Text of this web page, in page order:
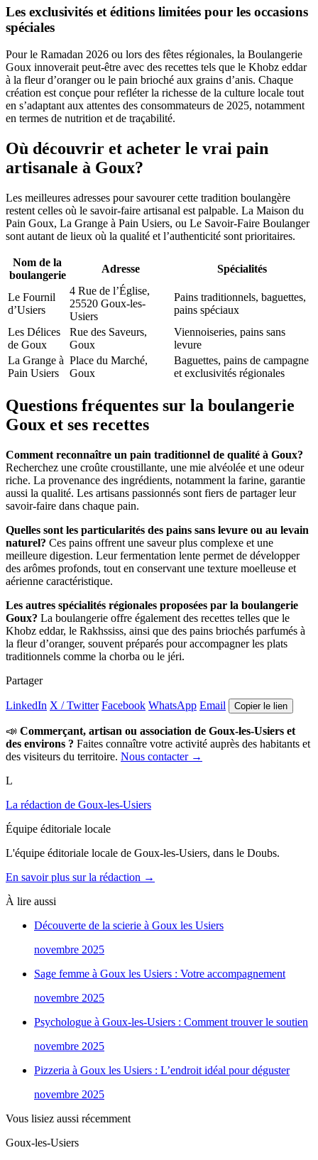
Les exclusivités et éditions limitées pour les occasions
spéciales
Pour le Ramadan 2026 ou lors des fêtes régionales, la Boulangerie
Goux innoverait peut-être avec des recettes tels que le Khobz eddar
à la fleur d’oranger ou le pain brioché aux grains d’anis. Chaque
création est conçue pour refléter la richesse de la culture locale tout
en s’adaptant aux attentes des consommateurs de 2025, notamment
en termes de nutrition et de traçabilité.
Où découvrir et acheter le vrai pain
artisanale à Goux?
Les meilleures adresses pour savourer cette tradition boulangère
restent celles où le savoir-faire artisanal est palpable. La Maison du
Pain Goux, La Grange à Pain Usiers, ou Le Savoir-Faire Boulanger
sont autant de lieux où la qualité et l’authenticité sont prioritaires.
Nom de la
boulangerie
Adresse Spécialités
Le Fournil
d’Usiers
4 Rue de l’Église,
25520 Goux-les-
Usiers
Pains traditionnels, baguettes,
pains spéciaux
Les Délices
de Goux
Rue des Saveurs,
Goux
Viennoiseries, pains sans
levure
La Grange à
Pain Usiers
Place du Marché,
Goux
Baguettes, pains de campagne
et exclusivités régionales
Questions fréquentes sur la boulangerie
Goux et ses recettes
Comment reconnaître un pain traditionnel de qualité à Goux?
Recherchez une croûte croustillante, une mie alvéolée et une odeur
riche. La provenance des ingrédients, notamment la farine, garantie
aussi la qualité. Les artisans passionnés sont fiers de partager leur
savoir-faire dans chaque pain.
Quelles sont les particularités des pains sans levure ou au levain
naturel? Ces pains offrent une saveur plus complexe et une
meilleure digestion. Leur fermentation lente permet de développer
des arômes profonds, tout en conservant une texture moelleuse et
aérienne caractéristique.
Les autres spécialités régionales proposées par la boulangerie
Goux? La boulangerie offre également des recettes telles que le
Khobz eddar, le Rakhssiss, ainsi que des pains briochés parfumés à
la fleur d’oranger, souvent préparés pour accompagner les plats
traditionnels comme la chorba ou le jéri.
Partager
LinkedIn X / Twitter Facebook WhatsApp Email Copier le lien
📣 Commerçant, artisan ou association de Goux-les-Usiers et
des environs ? Faites connaître votre activité auprès des habitants et
des visiteurs du territoire. Nous contacter →
L
La rédaction de Goux-les-Usiers
Équipe éditoriale locale
L'équipe éditoriale locale de Goux-les-Usiers, dans le Doubs.
En savoir plus sur la rédaction →
À lire aussi
Découverte de la scierie à Goux les Usiers
novembre 2025
Sage femme à Goux les Usiers : Votre accompagnement
novembre 2025
Psychologue à Goux-les-Usiers : Comment trouver le soutien
novembre 2025
Pizzeria à Goux les Usiers : L’endroit idéal pour déguster
novembre 2025
Vous lisiez aussi récemment
Goux-les-Usiers